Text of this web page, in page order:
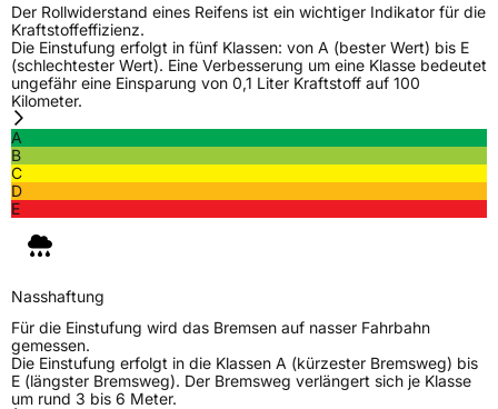
Der Rollwiderstand eines Reifens ist ein wichtiger Indikator für die
Kraftstoffeffizienz.
Die Einstufung erfolgt in fünf Klassen: von A (bester Wert) bis E
(schlechtester Wert). Eine Verbesserung um eine Klasse bedeutet
ungefähr eine Einsparung von 0,1 Liter Kraftstoff auf 100
Kilometer.
A
B
C
D
E
Nasshaftung
Für die Einstufung wird das Bremsen auf nasser Fahrbahn
gemessen.
Die Einstufung erfolgt in die Klassen A (kürzester Bremsweg) bis
E (längster Bremsweg). Der Bremsweg verlängert sich je Klasse
um rund 3 bis 6 Meter.